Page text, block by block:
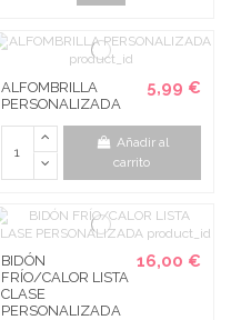
ALFOMBRILLA
PERSONALIZADA
5,99 €
Añadir al
carrito
BIDÓN
FRÍO/CALOR LISTA
CLASE
PERSONALIZADA
16,00 €